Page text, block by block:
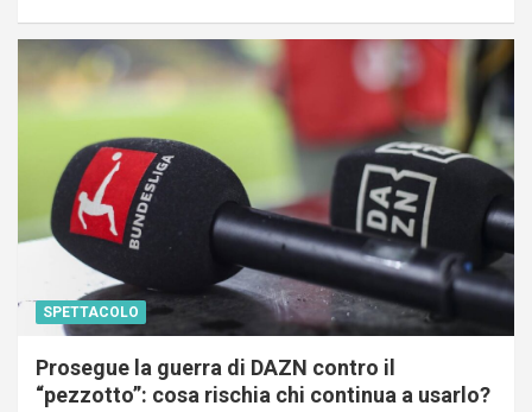
SPETTACOLO
Prosegue la guerra di DAZN contro il
“pezzotto”: cosa rischia chi continua a usarlo?